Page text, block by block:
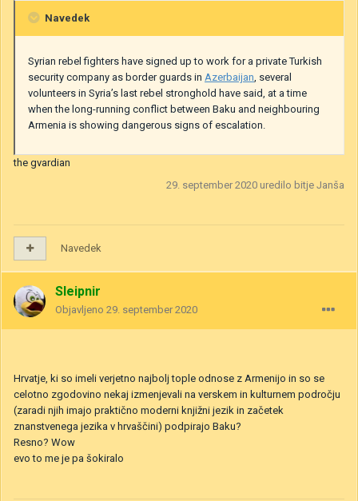
Navedek
Syrian rebel fighters have signed up to work for a private Turkish
security company as border guards in Azerbaijan, several
volunteers in Syria’s last rebel stronghold have said, at a time
when the long-running conflict between Baku and neighbouring
Armenia is showing dangerous signs of escalation.
the gvardian
29. september 2020 uredilo bitje Janša
Navedek
Sleipnir
Objavljeno 29. september 2020
Hrvatje, ki so imeli verjetno najbolj tople odnose z Armenijo in so se
celotno zgodovino nekaj izmenjevali na verskem in kulturnem področju
(zaradi njih imajo praktično moderni knjižni jezik in začetek
znanstvenega jezika v hrvaščini) podpirajo Baku?
Resno? Wow
evo to me je pa šokiralo